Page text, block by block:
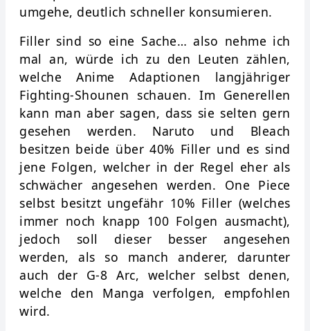
umgehe, deutlich schneller konsumieren.
Filler sind so eine Sache… also nehme ich
mal an, würde ich zu den Leuten zählen,
welche Anime Adaptionen langjähriger
Fighting-Shounen schauen. Im Generellen
kann man aber sagen, dass sie selten gern
gesehen werden. Naruto und Bleach
besitzen beide über 40% Filler und es sind
jene Folgen, welcher in der Regel eher als
schwächer angesehen werden. One Piece
selbst besitzt ungefähr 10% Filler (welches
immer noch knapp 100 Folgen ausmacht),
jedoch soll dieser besser angesehen
werden, als so manch anderer, darunter
auch der G-8 Arc, welcher selbst denen,
welche den Manga verfolgen, empfohlen
wird.